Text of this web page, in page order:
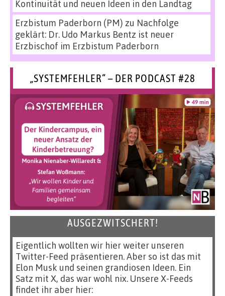
Kontinuität und neuen Ideen in den Landtag
Erzbistum Paderborn (PM) zu Nachfolge
geklärt: Dr. Udo Markus Bentz ist neuer
Erzbischof im Erzbistum Paderborn
„SYSTEMFEHLER“ – DER PODCAST #28
AUSGEZWITSCHERT!
Eigentlich wollten wir hier weiter unseren
Twitter-Feed präsentieren. Aber so ist das mit
Elon Musk und seinen grandiosen Ideen. Ein
Satz mit X, das war wohl nix. Unsere X-Feeds
findet ihr aber hier: